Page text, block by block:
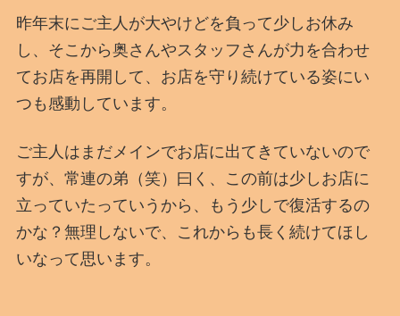
昨年末にご主人が大やけどを負って少しお休み
し、そこから奥さんやスタッフさんが力を合わせ
てお店を再開して、お店を守り続けている姿にい
つも感動しています。
ご主人はまだメインでお店に出てきていないので
すが、常連の弟（笑）曰く、この前は少しお店に
立っていたっていうから、もう少しで復活するの
かな？無理しないで、これからも長く続けてほし
いなって思います。